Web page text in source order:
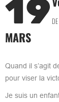
19
MARS
DE
Quand il s’agit
pour viser la
Je suis un